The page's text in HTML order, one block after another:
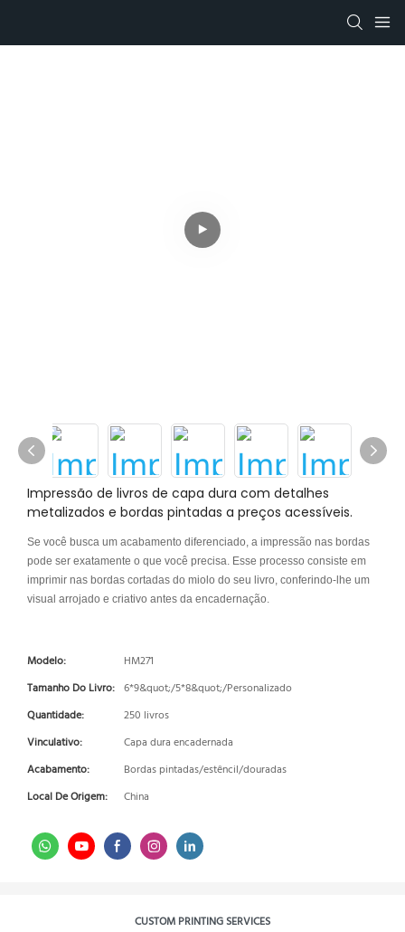
Impressão de livros de capa dura com detalhes
metalizados e bordas pintadas a preços acessíveis.
Se você busca um acabamento diferenciado, a impressão nas bordas
pode ser exatamente o que você precisa. Esse processo consiste em
imprimir nas bordas cortadas do miolo do seu livro, conferindo-lhe um
visual arrojado e criativo antes da encadernação.
Modelo:
HM271
Tamanho Do Livro: 6*9&quot;/5*8&quot;/Personalizado
Quantidade:
250 livros
Vinculativo:
Capa dura encadernada
Acabamento:
Bordas pintadas/estêncil/douradas
Local De Origem:
China
CUSTOM PRINTING SERVICES